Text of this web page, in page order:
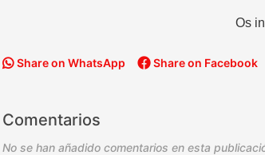
Os
Share on WhatsApp Share on Facebook
Comentarios
No se han añadido comentarios en esta